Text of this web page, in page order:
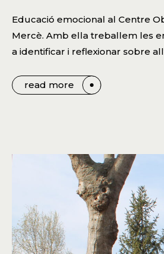
Educació emocional al Centre
Mercè. Amb ella treballem les
a identificar i reflexionar sobre
read more